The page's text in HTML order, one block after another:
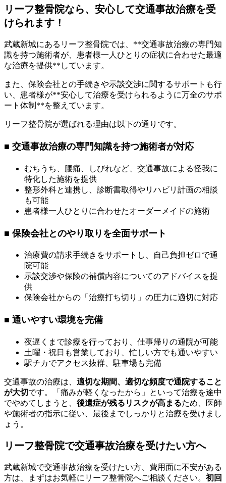
リーフ整骨院なら、安心して交通事故治療を受
けられます！
武蔵新城にあるリーフ整骨院では、**交通事故治療の専門知
識を持つ施術者が、患者様一人ひとりの症状に合わせた最適
な治療を提供**しています。
また、保険会社との手続きや示談交渉に関するサポートも行
い、患者様が**安心して治療を受けられるように万全のサポ
ート体制**を整えています。
リーフ整骨院が選ばれる理由は以下の通りです。
■ 交通事故治療の専門知識を持つ施術者が対応
むちうち、腰痛、しびれなど、交通事故による怪我に
特化した施術を提供
整形外科と連携し、診断書取得やリハビリ計画の相談
も可能
患者様一人ひとりに合わせたオーダーメイドの施術
■ 保険会社とのやり取りを全面サポート
治療費の請求手続きをサポートし、自己負担ゼロで通
院可能
示談交渉や保険の補償内容についてのアドバイスを提
供
保険会社からの「治療打ち切り」の圧力に適切に対応
■ 通いやすい環境を完備
夜遅くまで診療を行っており、仕事帰りの通院が可能
土曜・祝日も営業しており、忙しい方でも通いやすい
駅チカでアクセス抜群、駐車場も完備
交通事故の治療は、 適切な期間、適切な頻度で通院すること
が大切です。「痛みが軽くなったから」といって治療を途中
でやめてしまうと、 後遺症が残るリスクが高まるため、医師
や施術者の指示に従い、最後までしっかりと治療を受けまし
ょう。
リーフ整骨院で交通事故治療を受けたい方へ
武蔵新城で交通事故治療を受けたい方、費用面に不安がある
方は、まずはお気軽にリーフ整骨院へご相談ください。 初回